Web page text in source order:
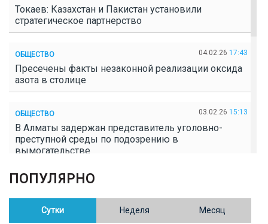
Токаев: Казахстан и Пакистан установили
стратегическое партнерство
ОБЩЕСТВО 04.02.26 17:43
Пресечены факты незаконной реализации оксида
азота в столице
ОБЩЕСТВО 03.02.26 15:13
В Алматы задержан представитель уголовно-
преступной среды по подозрению в
вымогательстве
ОБЩЕСТВО
Полицейские пресекли незаконное выращивание
конопли в Таразе
ПОПУЛЯРНО
Сутки Неделя Месяц